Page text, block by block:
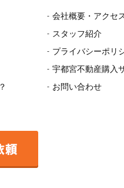
会社概要・アクセ
スタッフ紹介
プライバシーポリ
宇都宮不動産購入
お問い合わせ